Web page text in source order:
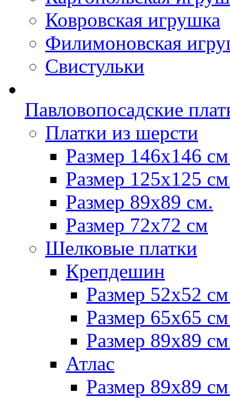
Ковровская игрушка
Филимоновская
Свистульки
Павловопосадские
Платки из шерсти
Размер 146х146
Размер 125х125
Размер 89х89 см.
Размер 72x72 см
Шелковые платки
Крепдешин
Размер 52х52
Размер 65х65
Размер 89х89
Атлас
Размер 89х89